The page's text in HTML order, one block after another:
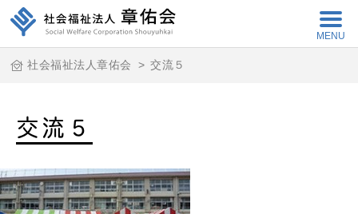
MENU
社会福祉法人章佑会 > 交流５
交流５